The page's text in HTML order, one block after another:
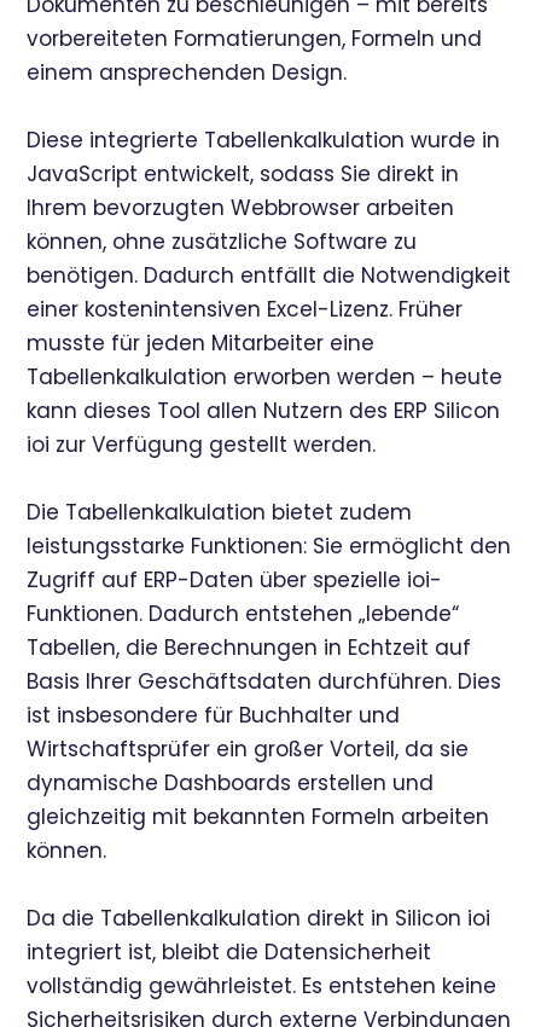
vorbereiteten Formatierungen, Formeln und
einem ansprechenden Design.
Diese integrierte Tabellenkalkulation wurde in
JavaScript entwickelt, sodass Sie direkt in
Ihrem bevorzugten Webbrowser arbeiten
können, ohne zusätzliche Software zu
benötigen. Dadurch entfällt die Notwendigkeit
einer kostenintensiven Excel-Lizenz. Früher
musste für jeden Mitarbeiter eine
Tabellenkalkulation erworben werden – heute
kann dieses Tool allen Nutzern des ERP Silicon
ioi zur Verfügung gestellt werden.
Die Tabellenkalkulation bietet zudem
leistungsstarke Funktionen: Sie ermöglicht den
Zugriff auf ERP-Daten über spezielle ioi-
Funktionen. Dadurch entstehen „lebende“
Tabellen, die Berechnungen in Echtzeit auf
Basis Ihrer Geschäftsdaten durchführen. Dies
ist insbesondere für Buchhalter und
Wirtschaftsprüfer ein großer Vorteil, da sie
dynamische Dashboards erstellen und
gleichzeitig mit bekannten Formeln arbeiten
können.
Da die Tabellenkalkulation direkt in Silicon ioi
integriert ist, bleibt die Datensicherheit
vollständig gewährleistet. Es entstehen keine
Sicherheitsrisiken durch externe Verbindungen